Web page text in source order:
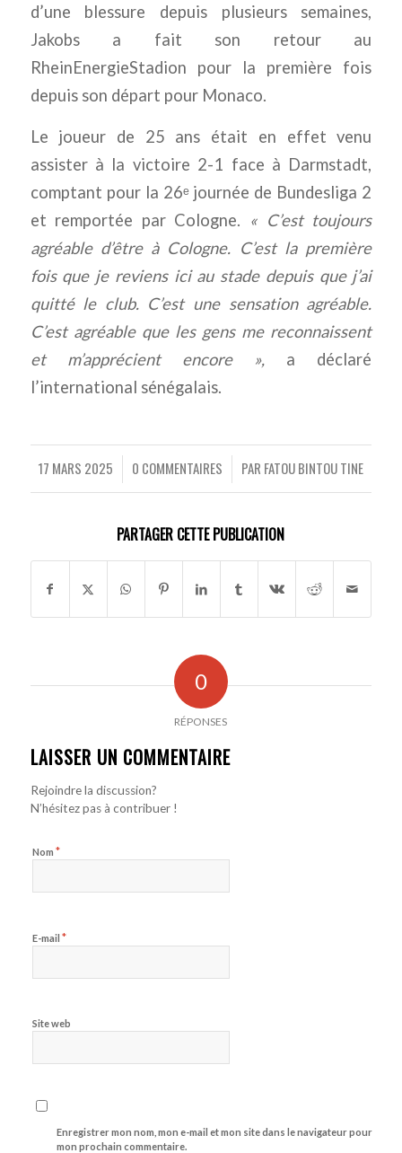
d’une blessure depuis plusieurs semaines,
Jakobs a fait son retour au
RheinEnergieStadion pour la première fois
depuis son départ pour Monaco.
Le joueur de 25 ans était en effet venu
assister à la victoire 2-1 face à Darmstadt,
comptant pour la 26ᵉ journée de Bundesliga 2
et remportée par Cologne. « C’est toujours
agréable d’être à Cologne. C’est la première
fois que je reviens ici au stade depuis que j’ai
quitté le club. C’est une sensation agréable.
C’est agréable que les gens me reconnaissent
et m’apprécient encore », a déclaré
l’international sénégalais.
17 MARS 2025
/ 0 COMMENTAIRES
/ PAR FATOU BINTOU TINE
PARTAGER CETTE PUBLICATION
0
RÉPONSES
LAISSER UN COMMENTAIRE
Rejoindre la discussion?
N’hésitez pas à contribuer !
Nom *
E-mail *
Site web
Enregistrer mon nom, mon e-mail et mon site dans le navigateur pour
mon prochain commentaire.